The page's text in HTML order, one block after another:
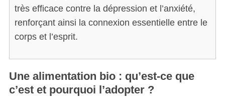
très efficace contre la dépression et l’anxiété,
renforçant ainsi la connexion essentielle entre le
corps et l’esprit.
Une alimentation bio : qu’est-ce que
c’est et pourquoi l’adopter ?